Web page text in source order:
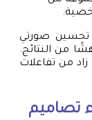
صورتي
من النتائج.
زاد من تفاعلات
تصاميم